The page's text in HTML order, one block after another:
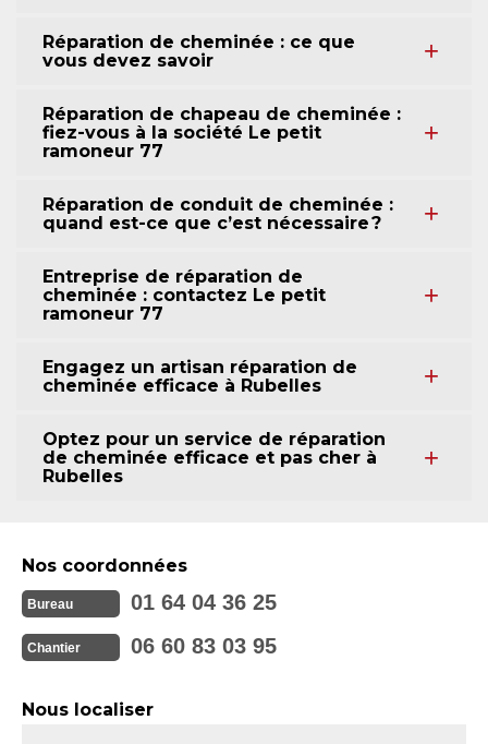
Réparation de cheminée : ce que
vous devez savoir
Réparation de chapeau de cheminée :
fiez-vous à la société Le petit
ramoneur 77
Réparation de conduit de cheminée :
quand est-ce que c’est nécessaire ?
Entreprise de réparation de
cheminée : contactez Le petit
ramoneur 77
Engagez un artisan réparation de
cheminée efficace à Rubelles
Optez pour un service de réparation
de cheminée efficace et pas cher à
Rubelles
Nos coordonnées
Bureau 01 64 04 36 25
Chantier 06 60 83 03 95
Nous localiser